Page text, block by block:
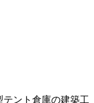
ント倉庫の建築工